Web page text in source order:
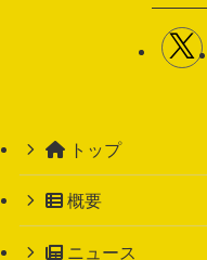
トップ
概要
ニュース